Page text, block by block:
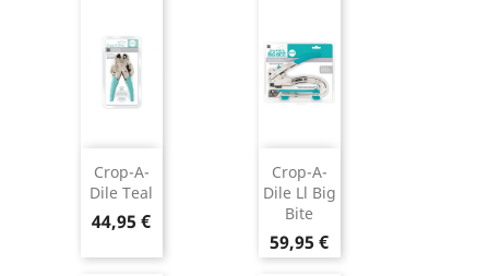
Crop-A-
Dile Teal
44,95 €
Crop-A-
Dile Ll Big
Bite
59,95 €